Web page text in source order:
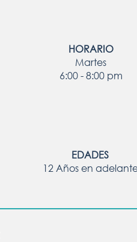
HORARIO
Martes
6:00 - 8:00 pm
EDADES
12 Años en